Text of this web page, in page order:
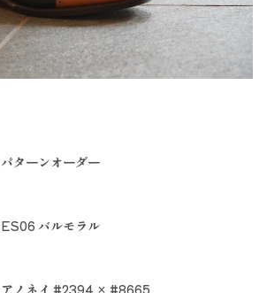
パターンオーダー
ES06 バルモラル